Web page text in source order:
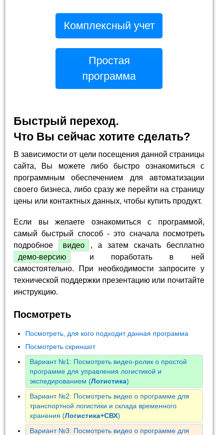
Комплексный учет
Простая
программа
Быстрый переход.
Что Вы сейчас хотите сделать?
В зависимости от цели посещения данной страницы
сайта, Вы можете либо быстро ознакомиться с
программным обеспечением для автоматизации
своего бизнеса, либо сразу же перейти на страницу
цены или контактных данных, чтобы купить продукт.
Если вы желаете ознакомиться с программой,
самый быстрый способ - это сначала посмотреть
подробное
видео
, а затем скачать бесплатно
демо-версию
и поработать в ней
самостоятельно. При необходимости запросите у
технической поддержки презентацию или почитайте
инструкцию.
Посмотреть
Посмотреть, для кого подходит данная программа
Посмотреть скриншот
Вариант №1: Посмотреть видео-ролик о простой
программе для управления логистикой и
экспедированием (Логистика)
Вариант №2: Посмотреть видео о программе для
транспортной логистики и склада временного
хранения (Логистика+СВХ)
Вариант №3: Посмотреть видео о программе для